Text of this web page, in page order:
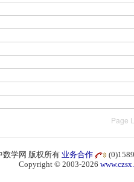
Page
数学网 版权所有 业务合作
Copyright © 2003-2026